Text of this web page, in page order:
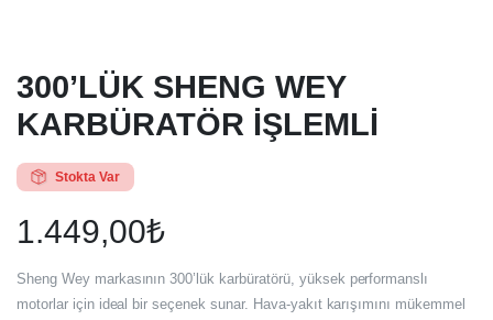
300’LÜK SHENG WEY
KARBÜRATÖR İŞLEMLİ
Stokta Var
1.449,00₺
Sheng Wey markasının 300’lük karbüratörü, yüksek performanslı
motorlar için ideal bir seçenek sunar. Hava-yakıt karışımını mükemmel